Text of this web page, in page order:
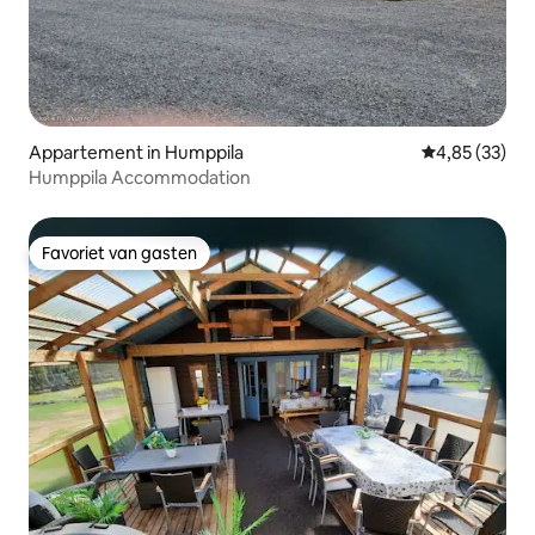
Appartement in Humppila Gemiddelde
4,85 (33)
Humppila Accommodation
Favoriet van gasten
Favoriet van gasten